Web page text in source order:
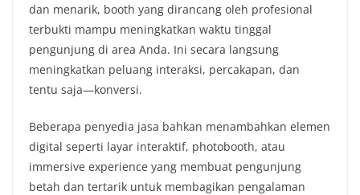
dan menarik, booth yang dirancang oleh profesional
terbukti mampu meningkatkan waktu tinggal
pengunjung di area Anda. Ini secara langsung
meningkatkan peluang interaksi, percakapan, dan
tentu saja—konversi.
Beberapa penyedia jasa bahkan menambahkan elemen
digital seperti layar interaktif, photobooth, atau
immersive experience yang membuat pengunjung
betah dan tertarik untuk membagikan pengalaman